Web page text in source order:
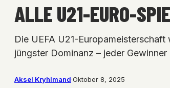
ALLE U21-EURO-
Die UEFA U21-
jüngster Dominanz – jeder
Aksel Kryhlmand·Oktober 8, 2025